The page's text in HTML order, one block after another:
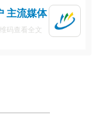
区标识优...
营许可证
供岗位信息...
主流媒体
码查看全文